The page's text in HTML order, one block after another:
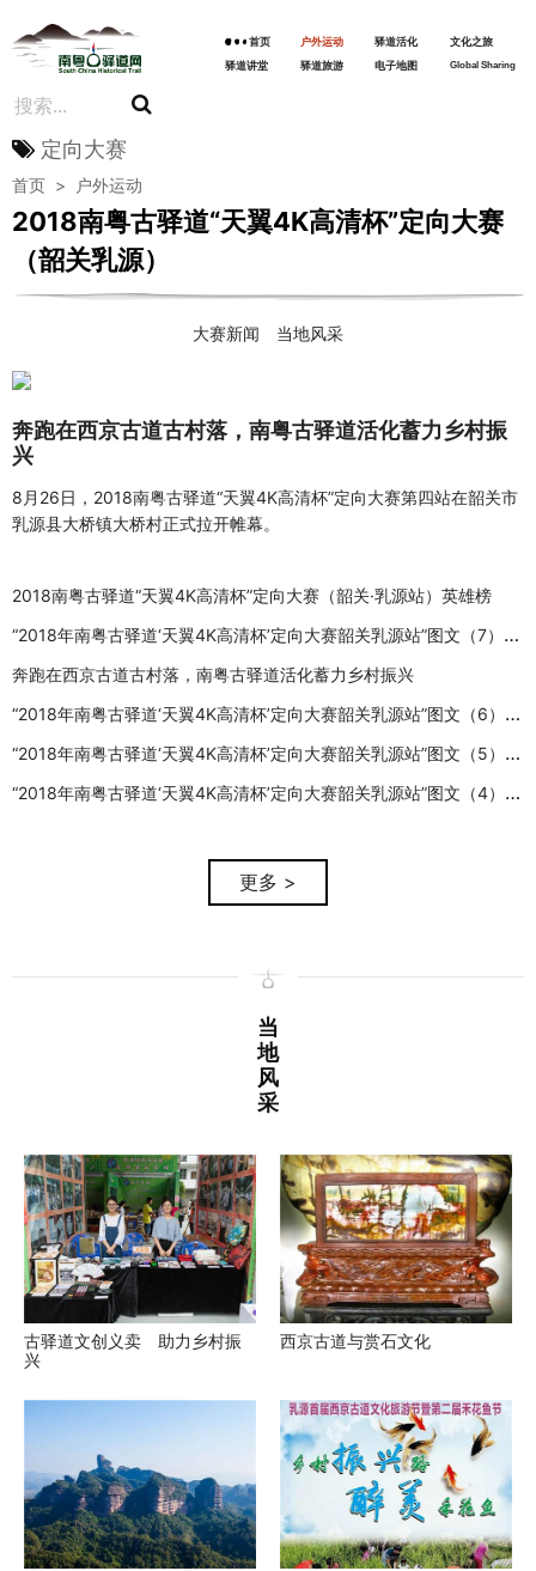
首页 户外运动 驿道活化
文化之旅
驿道讲堂
驿道旅游 电子地图 Global Sharing
定向大赛
首页 > 户外运动
2018南粤古驿道“天翼4K高清杯”定向大赛
（韶关乳源）
大赛新闻 当地风采
奔跑在西京古道古村落，南粤古驿道活化蓄力乡村振
兴
8月26日，2018南粤古驿道“天翼4K高清杯”定向大赛第四站在韶关市
乳源县大桥镇大桥村正式拉开帷幕。
2018南粤古驿道“天翼4K高清杯”定向大赛（韶关·乳源站）英雄榜
“2018年南粤古驿道‘天翼4K高清杯’定向大赛韶关乳源站”图文（7）：大赛谢幕
奔跑在西京古道古村落，南粤古驿道活化蓄力乡村振兴
“2018年南粤古驿道‘天翼4K高清杯’定向大赛韶关乳源站”图文（6）：上午完赛
“2018年南粤古驿道‘天翼4K高清杯’定向大赛韶关乳源站”图文（5）：多姿多彩
“2018年南粤古驿道‘天翼4K高清杯’定向大赛韶关乳源站”图文（4）：赛间掠影
更多 >
当
地
风
采
古驿道文创义卖 助力乡村振
兴
西京古道与赏石文化